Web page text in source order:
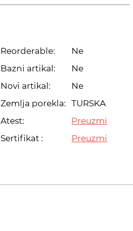
Reorderable:
Ne
Bazni artikal:
Ne
Novi artikal:
Ne
Zemlja porekla: TURSKA
Atest:
Preuzmi
Sertifikat :
Preuzmi